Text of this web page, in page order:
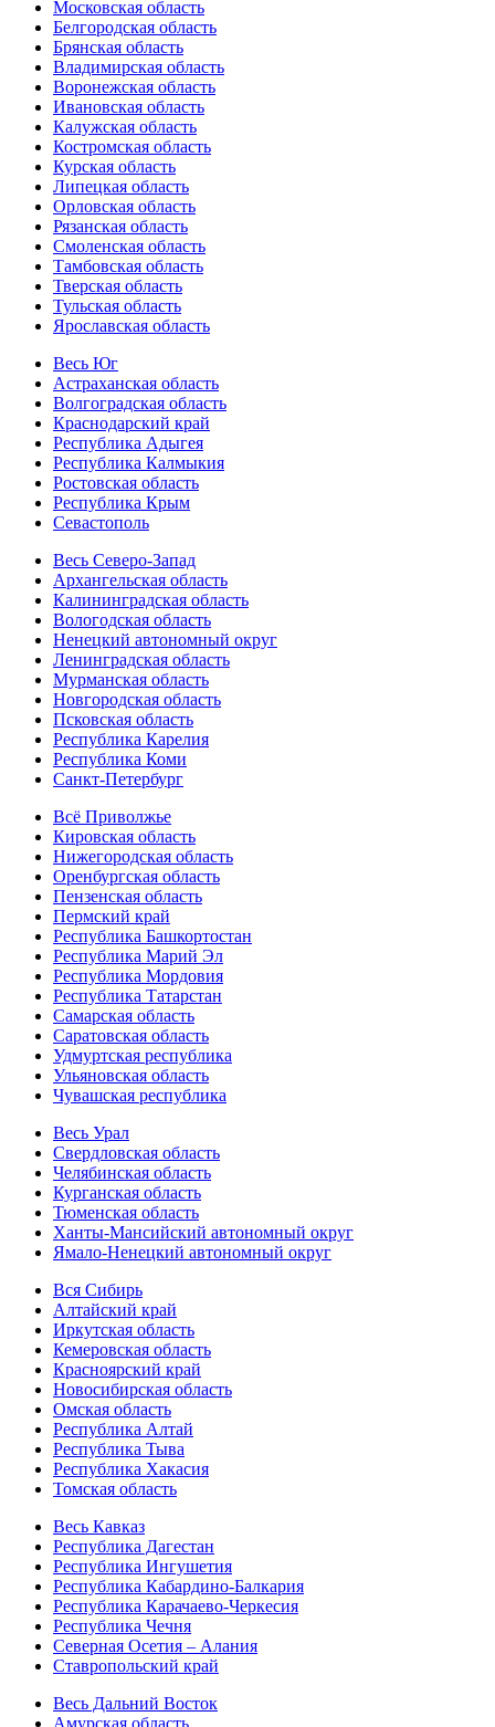
Московская область
Белгородская область
Брянская область
Владимирская область
Воронежская область
Ивановская область
Калужская область
Костромская область
Курская область
Липецкая область
Орловская область
Рязанская область
Смоленская область
Тамбовская область
Тверская область
Тульская область
Ярославская область
Весь Юг
Астраханская область
Волгоградская область
Краснодарский край
Республика Адыгея
Республика Калмыкия
Ростовская область
Республика Крым
Севастополь
Весь Северо-Запад
Архангельская область
Калининградская область
Вологодская область
Ненецкий автономный округ
Ленинградская область
Мурманская область
Новгородская область
Псковская область
Республика Карелия
Республика Коми
Санкт-Петербург
Всё Приволжье
Кировская область
Нижегородская область
Оренбургская область
Пензенская область
Пермский край
Республика Башкортостан
Республика Марий Эл
Республика Мордовия
Республика Татарстан
Самарская область
Саратовская область
Удмуртская республика
Ульяновская область
Чувашская республика
Весь Урал
Свердловская область
Челябинская область
Курганская область
Тюменская область
Ханты-Мансийский автономный округ
Ямало-Ненецкий автономный округ
Вся Сибирь
Алтайский край
Иркутская область
Кемеровская область
Красноярский край
Новосибирская область
Омская область
Республика Алтай
Республика Тыва
Республика Хакасия
Томская область
Весь Кавказ
Республика Дагестан
Республика Ингушетия
Республика Кабардино-Балкария
Республика Карачаево-Черкесия
Республика Чечня
Северная Осетия – Алания
Ставропольский край
Весь Дальний Восток
Амурская область